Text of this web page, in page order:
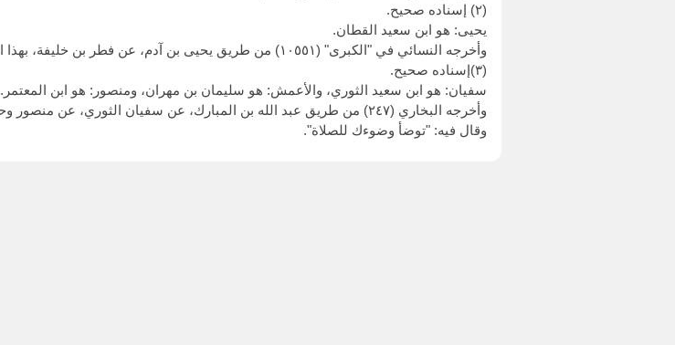
(٢) إسناده صحيح.
يحيى: هو ابن سعيد القطان.
وأخرجه النسائي في "الكبرى" (١٠٥٥١) من طريق يحيى بن آدم، عن فطر بن خليفة، بهذا الإسناد.
(٣)إسناده صحيح.
سفيان: هو ابن سعيد الثوري، والأعمش: هو سليمان بن مهران، ومنصور: هو ابن المعتمر.
وأخرجه البخاري (٢٤٧) من طريق عبد الله بن المبارك، عن سفيان الثوري، عن منصور وحده، بهذا الإسناد.
وقال فيه: "توضأ وضوءك للصلاة".